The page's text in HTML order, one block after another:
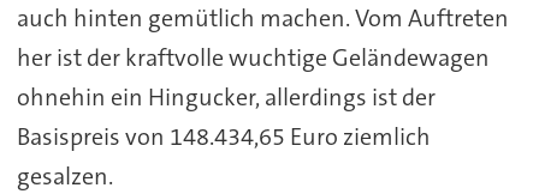
auch hinten gemütlich machen. Vom Auftreten
her ist der kraftvolle wuchtige Geländewagen
ohnehin ein Hingucker, allerdings ist der
Basispreis von 148.434,65 Euro ziemlich
gesalzen.